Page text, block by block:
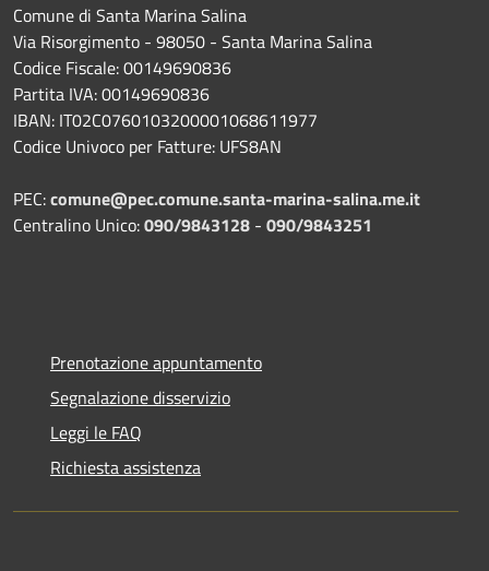
Comune di Santa Marina Salina
Via Risorgimento - 98050 - Santa Marina Salina
Codice Fiscale: 00149690836
Partita IVA: 00149690836
IBAN: IT02C0760103200001068611977
Codice Univoco per Fatture: UFS8AN
PEC:comune@pec.comune.santa-marina-salina.me.it
Centralino Unico:090/9843128 - 090/9843251
Prenotazione appuntamento
Segnalazione disservizio
Leggi le FAQ
Richiesta assistenza